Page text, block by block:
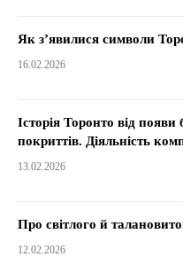
Як з’явилися символи
16.02.2026
Історія Торонто від
покриттів. Діяльність
13.02.2026
Про світлого й
12.02.2026